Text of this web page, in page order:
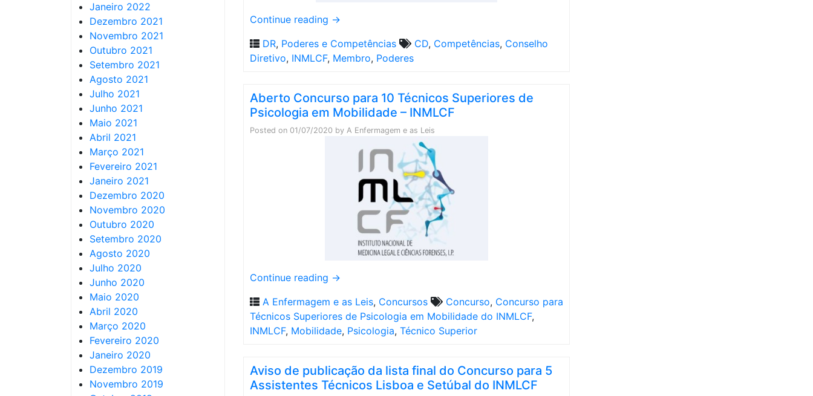
Janeiro 2022
Dezembro 2021
Novembro 2021
Outubro 2021
Setembro 2021
Agosto 2021
Julho 2021
Junho 2021
Maio 2021
Abril 2021
Março 2021
Fevereiro 2021
Janeiro 2021
Dezembro 2020
Novembro 2020
Outubro 2020
Setembro 2020
Agosto 2020
Julho 2020
Junho 2020
Maio 2020
Abril 2020
Março 2020
Fevereiro 2020
Janeiro 2020
Dezembro 2019
Novembro 2019
Continue reading →
DR, Poderes e Competências CD, Competências, Conselho
Diretivo, INMLCF, Membro, Poderes
Aberto Concurso para 10 Técnicos Superiores de
Psicologia em Mobilidade – INMLCF
Posted on 01/07/2020 by A Enfermagem e as Leis
Continue reading →
A Enfermagem e as Leis, Concursos Concurso, Concurso para
Técnicos Superiores de Psicologia em Mobilidade do INMLCF,
INMLCF, Mobilidade, Psicologia, Técnico Superior
Aviso de publicação da lista final do Concurso para 5
Assistentes Técnicos Lisboa e Setúbal do INMLCF